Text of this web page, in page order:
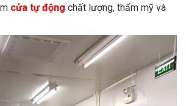
cửa tự động chất lượng, thẩm mỹ và